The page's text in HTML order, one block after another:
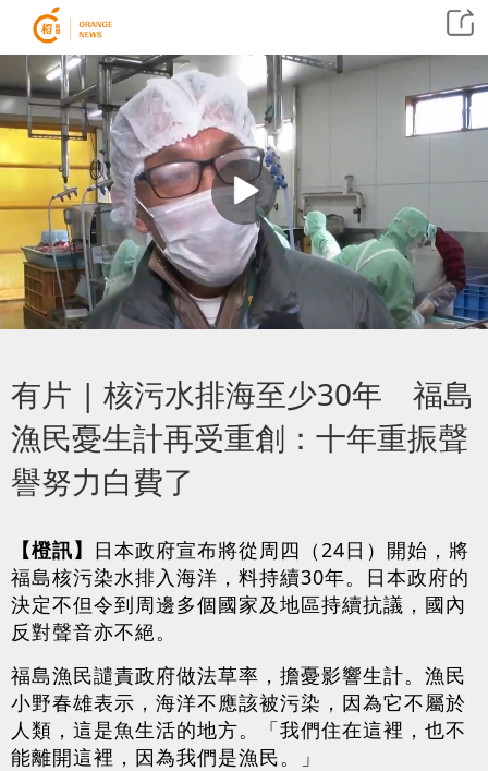
有片 | 核污水排海至少30年 福島
漁民憂生計再受重創：十年重振聲
譽努力白費了
【橙訊】 日本政府宣布將從周四（24日）開始，將
福島核污染水排入海洋，料持續30年。日本政府的
決定不但令到周邊多個國家及地區持續抗議，國內
反對聲音亦不絕。
福島漁民譴責政府做法草率，擔憂影響生計。漁民
小野春雄表示，海洋不應該被污染，因為它不屬於
人類，這是魚生活的地方。「我們住在這裡，也不
能離開這裡，因為我們是漁民。」